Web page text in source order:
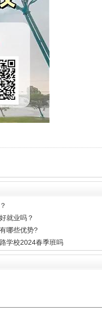
就业吗？
哪些优势?
学校2024春季班吗